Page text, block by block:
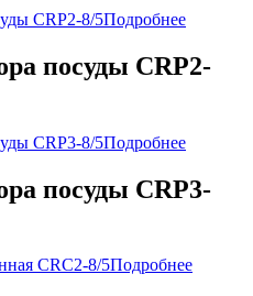
Подробнее
посуды CRP2-
Подробнее
посуды CRP3-
Подробнее